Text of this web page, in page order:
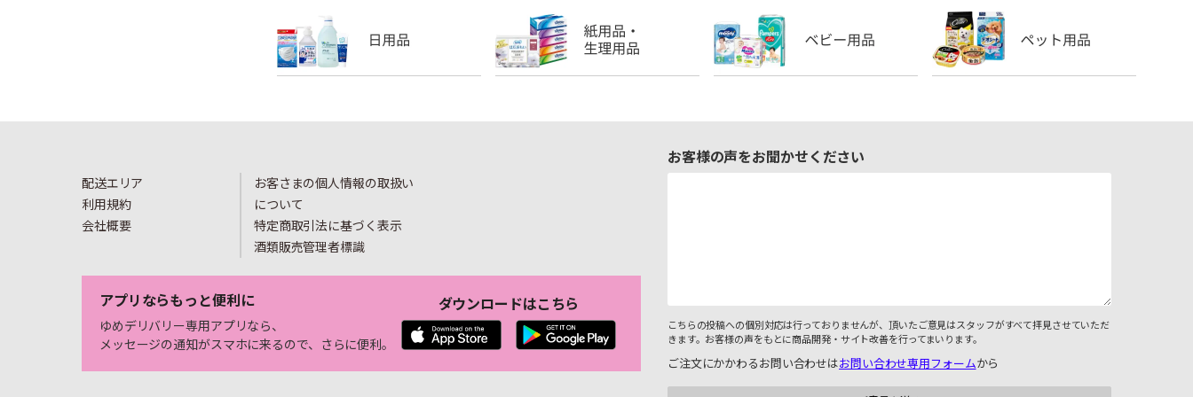
配送エリア
利用規約
会社概要
お客さまの個人情報の取扱い
について
特定商取引法に基づく表示
酒類販売管理者標識
アプリならもっと便利に
ゆめデリバリー専用アプリなら、
メッセージの通知がスマホに来るので、さらに便利。
ダウンロードはこちら
お客様の声をお聞かせください
こちらの投稿への個別対応は行っておりませんが、頂いたご意見はスタッフがすべて拝見させていただ
きます。お客様の声をもとに商品開発・サイト改善を行ってまいります。
ご注文にかかわるお問い合わせはお問い合わせ専用フォームから